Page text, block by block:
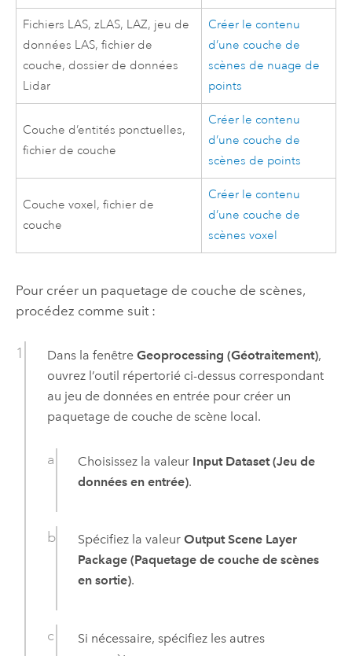
Fichiers LAS, zLAS, LAZ, jeu de
données LAS, fichier de
couche, dossier de données
Lidar
Créer le contenu
d’une couche de
scènes de nuage de
points
Couche d’entités ponctuelles,
fichier de couche
Créer le contenu
d’une couche de
scènes de points
Couche voxel, fichier de
couche
Créer le contenu
d’une couche de
scènes voxel
Pour créer un paquetage de couche de scènes,
procédez comme suit :
Dans la fenêtre Geoprocessing (Géotraitement),
ouvrez l’outil répertorié ci-dessus correspondant
au jeu de données en entrée pour créer un
paquetage de couche de scène local.
Choisissez la valeur Input Dataset (Jeu de
données en entrée).
Spécifiez la valeurOutput Scene Layer
Package (Paquetage de couche de scènes
en sortie).
Si nécessaire, spécifiez les autres